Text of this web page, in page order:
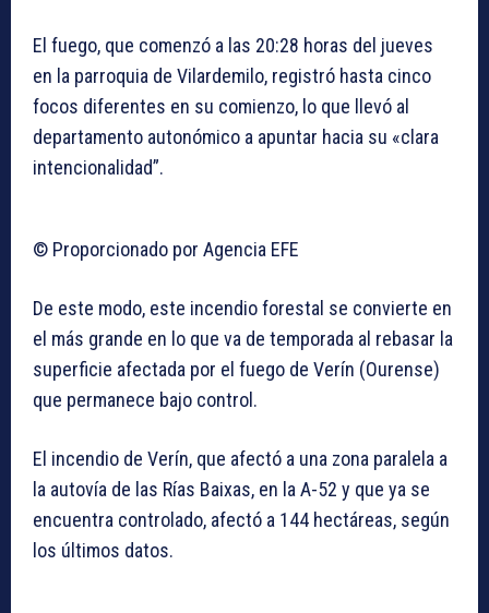
El fuego, que comenzó a las 20:28 horas del jueves
en la parroquia de Vilardemilo, registró hasta cinco
focos diferentes en su comienzo, lo que llevó al
departamento autonómico a apuntar hacia su «clara
intencionalidad”.
© Proporcionado por Agencia EFE
De este modo, este incendio forestal se convierte en
el más grande en lo que va de temporada al rebasar la
superficie afectada por el fuego de Verín (Ourense)
que permanece bajo control.
El incendio de Verín, que afectó a una zona paralela a
la autovía de las Rías Baixas, en la A-52 y que ya se
encuentra controlado, afectó a 144 hectáreas, según
los últimos datos.